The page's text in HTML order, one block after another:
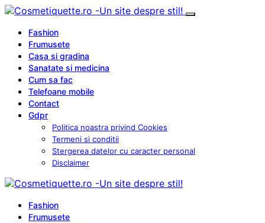
Fashion
Frumusete
Casa si gradina
Sanatate si medicina
Cum sa fac
Telefoane mobile
Contact
Gdpr
Politica noastra privind Cookies
Termeni si conditii
Stergerea datelor cu caracter personal
Disclaimer
Fashion
Frumusete